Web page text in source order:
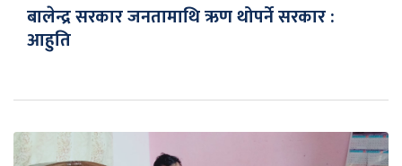
बालेन्द्र सरकार जनतामाथि ऋण थोपर्ने सरकार :
आहुति